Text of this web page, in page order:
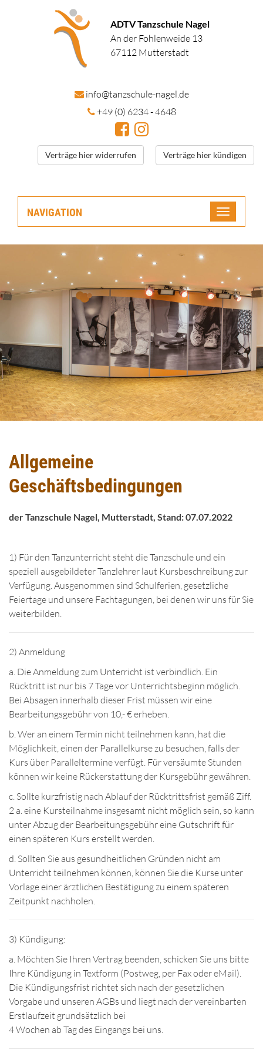
ADTV Tanzschule Nagel
An der Fohlenweide 13
67112 Mutterstadt
info@tanzschule-nagel.de
+49 (0) 6234 - 4648
Verträge hier widerrufen Verträge hier kündigen
NAVIGATION
Toggle
Allgemeine
Geschäftsbedingungen
der Tanzschule Nagel, Mutterstadt, Stand: 07.07.2022
1) Für den Tanzunterricht steht die Tanzschule und ein
speziell ausgebildeter Tanzlehrer laut Kursbeschreibung zur
Verfügung. Ausgenommen sind Schulferien, gesetzliche
Feiertage und unsere Fachtagungen, bei denen wir uns für Sie
weiterbilden.
2) Anmeldung
a. Die Anmeldung zum Unterricht ist verbindlich. Ein
Rücktritt ist nur bis 7 Tage vor Unterrichtsbeginn möglich.
Bei Absagen innerhalb dieser Frist müssen wir eine
Bearbeitungsgebühr von 10,- € erheben.
b. Wer an einem Termin nicht teilnehmen kann, hat die
Möglichkeit, einen der Parallelkurse zu besuchen, falls der
Kurs über Paralleltermine verfügt. Für versäumte Stunden
können wir keine Rückerstattung der Kursgebühr gewähren.
c. Sollte kurzfristig nach Ablauf der Rücktrittsfrist gemäß Ziff.
2 a. eine Kursteilnahme insgesamt nicht möglich sein, so kann
unter Abzug der Bearbeitungsgebühr eine Gutschrift für
einen späteren Kurs erstellt werden.
d. Sollten Sie aus gesundheitlichen Gründen nicht am
Unterricht teilnehmen können, können Sie die Kurse unter
Vorlage einer ärztlichen Bestätigung zu einem späteren
Zeitpunkt nachholen.
3) Kündigung:
a. Möchten Sie Ihren Vertrag beenden, schicken Sie uns bitte
Ihre Kündigung in Textform (Postweg, per Fax oder eMail).
Die Kündigungsfrist richtet sich nach der gesetzlichen
Vorgabe und unseren AGBs und liegt nach der vereinbarten
Erstlaufzeit grundsätzlich bei
4 Wochen ab Tag des Eingangs bei uns.